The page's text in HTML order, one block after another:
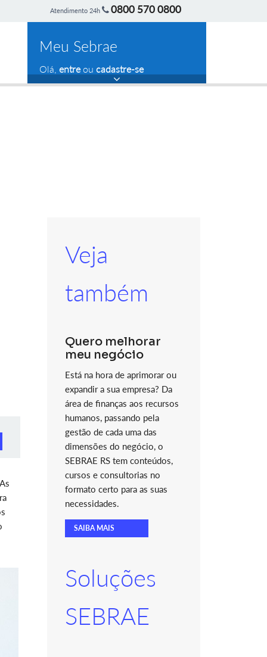
Atendimento 24h 0800 570 0800
Meu Sebrae
Olá, entreou cadastre-se
Veja
também
Quero melhorar
meu negócio
Está na hora de aprimorar ou
expandir a sua empresa? Da
área de finanças aos recursos
humanos, passando pela
gestão de cada uma das
dimensões do negócio, o
SEBRAE RS tem conteúdos,
cursos e consultorias no
formato certo para as suas
necessidades.
SAIBA MAIS
Soluções
SEBRAE